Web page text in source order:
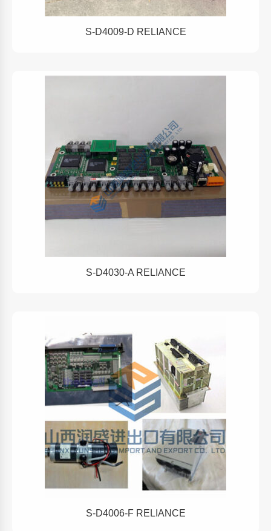
S-D4009-D RELIANCE
S-D4030-A RELIANCE
S-D4006-F RELIANCE